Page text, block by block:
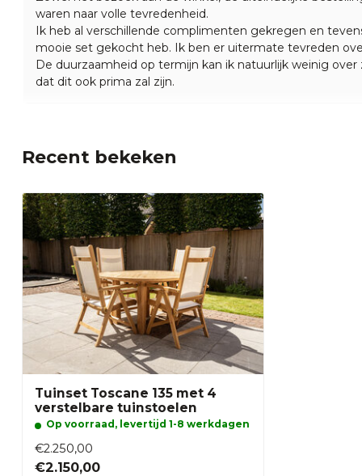
waren naar volle tevredenheid.
Ik heb al verschillende complimenten gekregen en
mooie set gekocht heb. Ik ben er uitermate tevreden
De duurzaamheid op termijn kan ik natuurlijk weinig
dat dit ook prima zal zijn.
Recent bekeken
Tuinset Toscane 135 met 4
verstelbare tuinstoelen
Op voorraad, levertijd 1-8 werkdagen
€2.250,00
€2.150,00